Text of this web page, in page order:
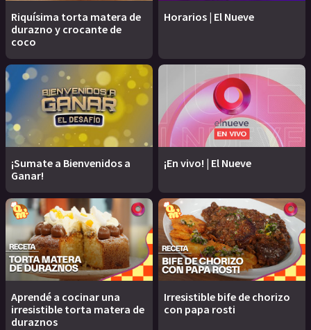
Riquísima torta matera de
durazno y crocante de
coco
Horarios | El Nueve
¡Sumate a Bienvenidos a
Ganar!
¡En vivo! | El Nueve
Aprendé a cocinar una
irresistible torta matera de
duraznos
Irresistible bife de chorizo
con papa rosti